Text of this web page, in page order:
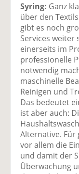
Syring: Ganz
über den
gibt es noch
Services weiter
einerseits im
professionelle
notwendig
maschinelle
Reinigen und
Das bedeutet
ist aber auch:
Alternative. Für
vor allem die
und damit der
Überwachung